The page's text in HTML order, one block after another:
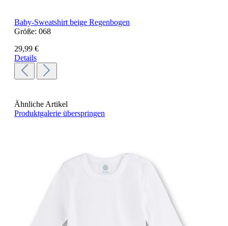
Baby-Sweatshirt beige Regenbogen
Größe: 068
29,99 €
Details
Ähnliche Artikel
Produktgalerie überspringen